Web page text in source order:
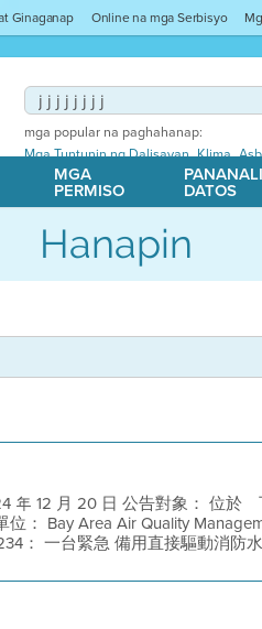
Ginaganap Online na mga Serbisyo
mga popular na paghahanap:
Mga Tuntunin ng Dalisayan,Klima,
MGA
PERMISO DATOS
Hanapin
年 12 月 20 日 公告對象： 位於
： Bay Area Air Quality
： 一台緊急 備用直接驅動消防